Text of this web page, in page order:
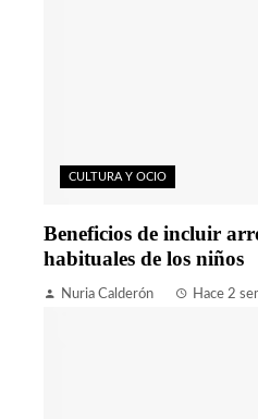
CULTURA Y OCIO
Beneficios de incluir
habituales de los niños
Nuria Calderón Hace 2